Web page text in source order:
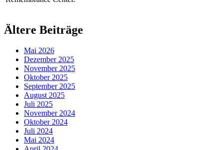
Ältere Beiträge
Mai 2026
Dezember 2025
November 2025
Oktober 2025
September 2025
August 2025
Juli 2025
November 2024
Oktober 2024
Juli 2024
Mai 2024